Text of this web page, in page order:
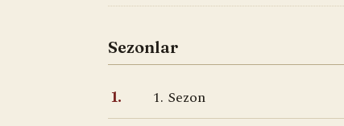
Sezonlar
1. 1. Sezon